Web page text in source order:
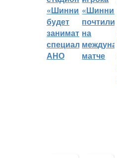
«Шинник»
будет
заниматься
специальное
АНО
почтили
на
матче